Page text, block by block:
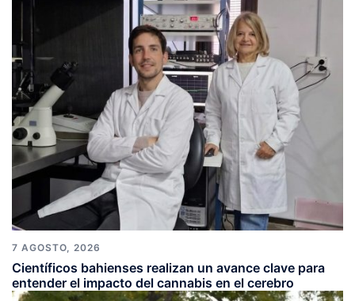
7 AGOSTO, 2026
Científicos bahienses realizan un avance clave para
entender el impacto del cannabis en el cerebro